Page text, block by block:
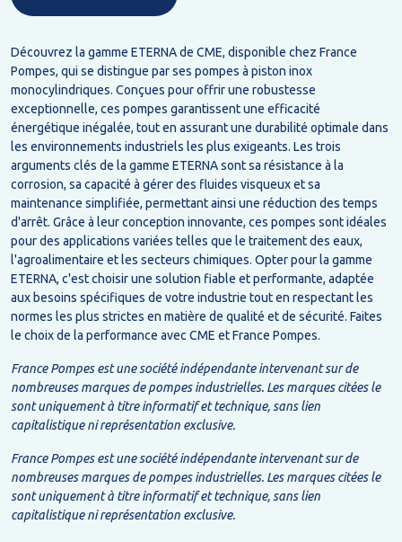
Découvrez la gamme ETERNA de CME, disponible chez France
Pompes, qui se distingue par ses pompes à piston inox
monocylindriques. Conçues pour offrir une robustesse
exceptionnelle, ces pompes garantissent une efficacité
énergétique inégalée, tout en assurant une durabilité optimale dans
les environnements industriels les plus exigeants. Les trois
arguments clés de la gamme ETERNA sont sa résistance à la
corrosion, sa capacité à gérer des fluides visqueux et sa
maintenance simplifiée, permettant ainsi une réduction des temps
d'arrêt. Grâce à leur conception innovante, ces pompes sont idéales
pour des applications variées telles que le traitement des eaux,
l'agroalimentaire et les secteurs chimiques. Opter pour la gamme
ETERNA, c'est choisir une solution fiable et performante, adaptée
aux besoins spécifiques de votre industrie tout en respectant les
normes les plus strictes en matière de qualité et de sécurité. Faites
le choix de la performance avec CME et France Pompes.
France Pompes est une société indépendante intervenant sur de
nombreuses marques de pompes industrielles. Les marques citées le
sont uniquement à titre informatif et technique, sans lien
capitalistique ni représentation exclusive.
France Pompes est une société indépendante intervenant sur de
nombreuses marques de pompes industrielles. Les marques citées le
sont uniquement à titre informatif et technique, sans lien
capitalistique ni représentation exclusive.